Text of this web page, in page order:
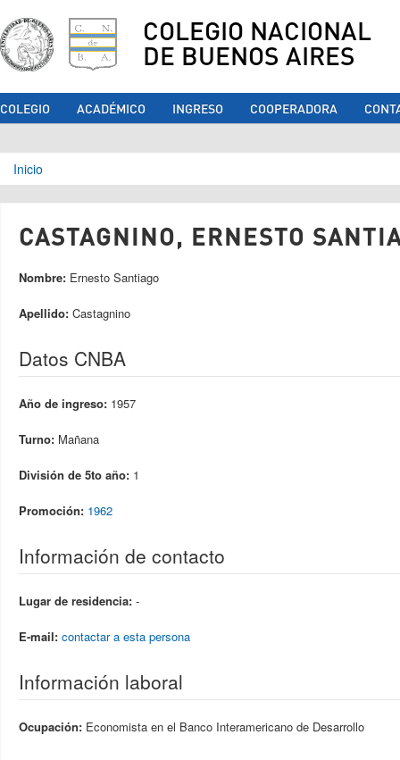
COLEGIO NACIONAL
DE BUENOS AIRES
COLEGIO ACADÉMICO INGRESO COOPERADORA
Se encuentra usted aquí
Inicio
CASTAGNINO, ERNESTO
Nombre: Ernesto Santiago
Apellido: Castagnino
Datos CNBA
Año de ingreso: 1957
Turno: Mañana
División de 5to año: 1
Promoción: 1962
Información de contacto
Lugar de residencia: -
E-mail: contactar a esta persona
Información laboral
Ocupación: Economista en el Banco Interamericano de Desarrollo